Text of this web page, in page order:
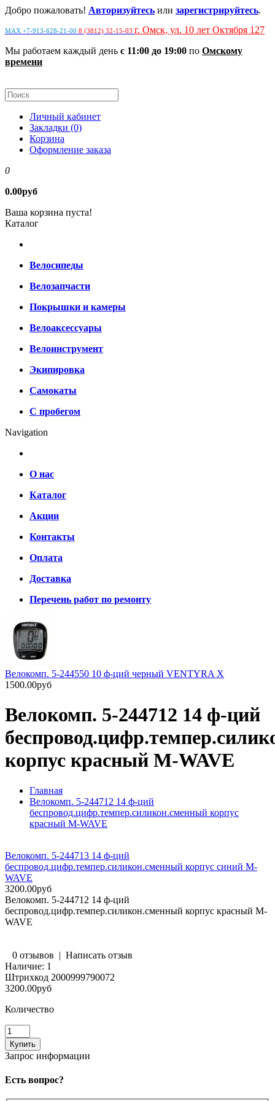
Добро пожаловать! Авторизуйтесь или зарегистрируйтесь.
MAX +7-913-628-21-00 8 (3812) 32-15-03 г. Омск, ул. 10 лет Октября 127
Мы работаем каждый день с 11:00 до 19:00 по Омскому
времени
Личный кабинет
Закладки (0)
Корзина
Оформление заказа
0
0.00руб
Ваша корзина пуста!
Каталог
Велосипеды
Велозапчасти
Покрышки и камеры
Велоаксессуары
Велоинструмент
Экипировка
Самокаты
С пробегом
Navigation
О нас
Каталог
Акции
Контакты
Оплата
Доставка
Перечень работ по ремонту
Велокомп. 5-244550 10 ф-ций черный VENTYRA X
1500.00руб
Велокомп. 5-244712 14 ф-ций
корпус красный M-WAVE
Главная
Велокомп. 5-244712 14 ф-ций
беспровод.цифр.темпер.силикон.сменный корпус
красный M-WAVE
Велокомп. 5-244713 14 ф-ций
беспровод.цифр.темпер.силикон.сменный корпус синий M-
WAVE
3200.00руб
Велокомп. 5-244712 14 ф-ций
беспровод.цифр.темпер.силикон.сменный корпус красный M-
WAVE
0 отзывов | Написать отзыв
Наличие: 1
Штрихкод 2000999790072
3200.00руб
Количество
Запрос информации
Есть вопрос?